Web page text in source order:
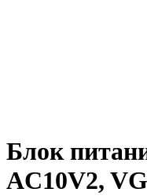
Блок
AC10V2,